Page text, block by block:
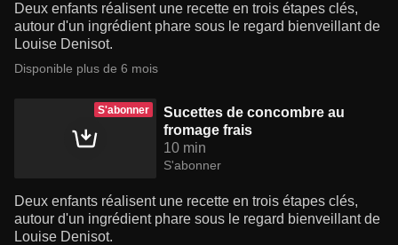
Deux enfants réalisent une recette en trois étapes clés,
autour d'un ingrédient phare sous le regard bienveillant de
Louise Denisot.
Disponible plus de 6 mois
S'abonner
Sucettes de concombre au
fromage frais
10 min
S'abonner
Deux enfants réalisent une recette en trois étapes clés,
autour d'un ingrédient phare sous le regard bienveillant de
Louise Denisot.